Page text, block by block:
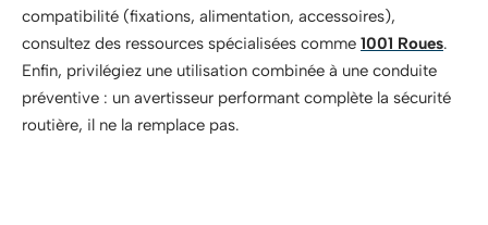
compatibilité (fixations, alimentation, accessoires),
consultez des ressources spécialisées comme 1001 Roues.
Enfin, privilégiez une utilisation combinée à une conduite
préventive : un avertisseur performant complète la sécurité
routière, il ne la remplace pas.